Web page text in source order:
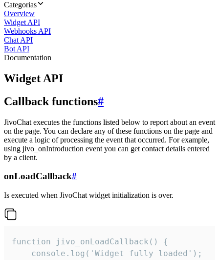
Categorias
Overview
Widget API
Webhooks API
Chat API
Bot API
Documentation
Widget API
Callback functions#
JivoChat executes the functions listed below to report about an event
on the page. You can declare any of these functions on the page and
execute a logic of processing the event that occurred. For example,
using jivo_onIntroduction event you can get contact details entered
by a client.
onLoadCallback#
Is executed when JivoChat widget initialization is over.
function jivo_onLoadCallback() {
    console.log('Widget fully loaded');